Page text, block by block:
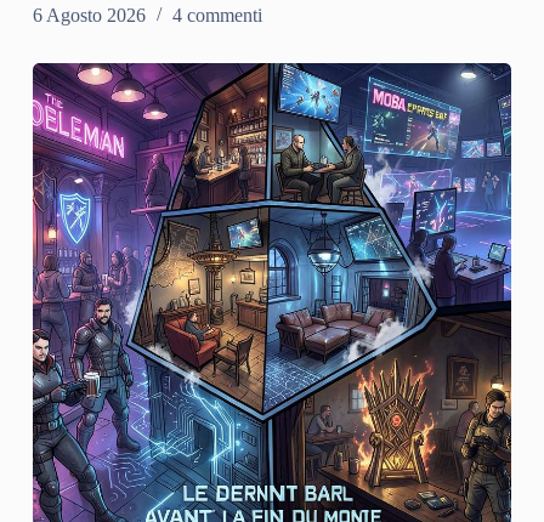
6 Agosto 2026
4 commenti